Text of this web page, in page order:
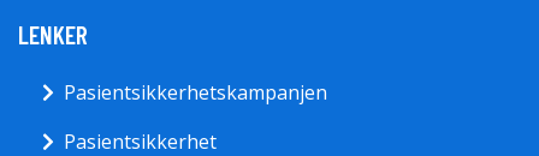
LENKER
Pasientsikkerhetskampanjen
Pasientsikkerhet